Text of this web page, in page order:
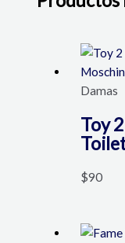
Damas
Toy
$90